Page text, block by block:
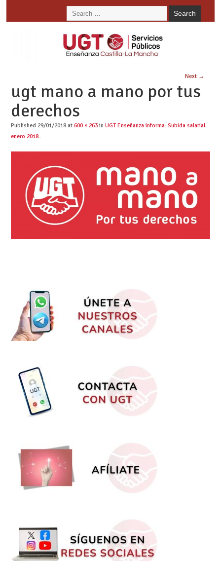
Next →
ugt mano a mano por tus
derechos
Published 29/01/2018at 600 × 263in UGT Enseñanza informa: Subida salarial
enero 2018..